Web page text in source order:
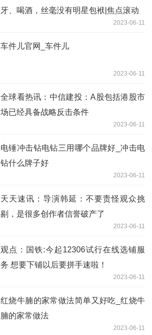
牙、喝酒，丝毫没有明星包袱|焦点滚动
2023-06-11
车件儿官网_车件儿
2023-06-11
全球看热讯：中信建投：A股包括港股市
场已经具备战略反击条件
2023-06-11
电锤冲击钻电钻三用哪个品牌好_冲击电
钻什么牌子好
2023-06-11
天天速讯：导演韩延：不要责怪观众挑
剔，是很多创作者信誉破产了
2023-06-11
观点：国铁:今起12306试行在线选铺服
务 想要下铺以后要拼手速啦！
2023-06-11
红烧牛腩的家常做法简单又好吃_红烧牛
腩的家常做法
2023-06-11